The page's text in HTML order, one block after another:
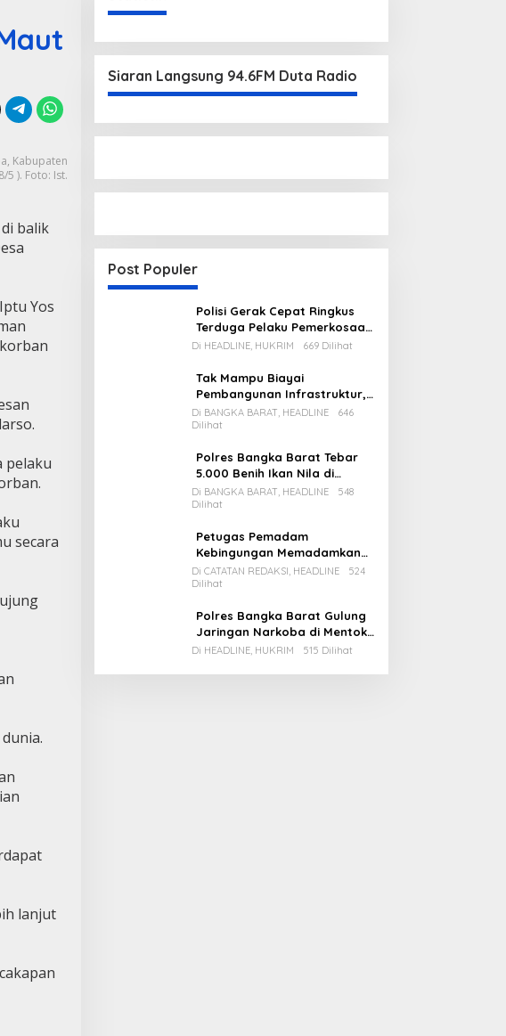
Kabupaten
5 ). Foto: Ist.
balik
Yos
pelaku
secara
lanjut
Siaran Langsung 94.6FM Duta Radio
Post Populer
Polisi Gerak Cepat Ringkus
Terduga Pelaku Pemerkosaan
di Kecamatan Mentok
Di HEADLINE, HUKRIM 669 Dilihat
Tak Mampu Biayai
Pembangunan Infrastruktur,
Pemda Babar Rencana Utang
Rp65 M
Di BANGKA BARAT, HEADLINE
646
Dilihat
Polres Bangka Barat Tebar
5.000 Benih Ikan Nila di
Bozem Kampung Iklim
Di BANGKA BARAT, HEADLINE
548
Dilihat
Petugas Pemadam
Kebingungan Memadamkan
Apinya Sendiri
Di CATATAN REDAKSI, HEADLINE
524
Dilihat
Polres Bangka Barat Gulung
Jaringan Narkoba di Mentok,
2 Pemain Besar Diamankan, 1
Di HEADLINE, HUKRIM 515 Dilihat